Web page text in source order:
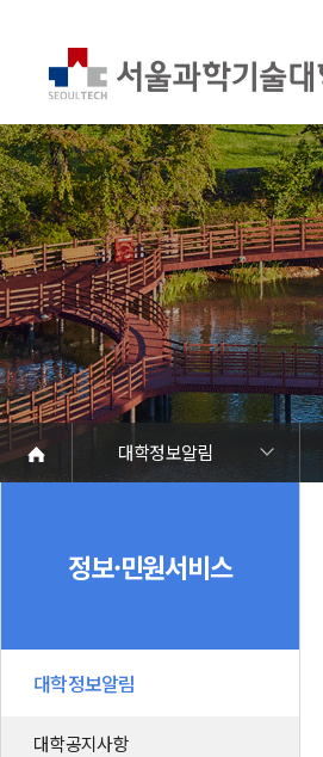
대학정보알림
대학정보알림
정보공개
정보서비스안내
온라인민원센터
청렴행정
갑질신고센터
유실물 센터
SEOULTECH광장
정보·민원서비스
대학정보알림
대학공지사항